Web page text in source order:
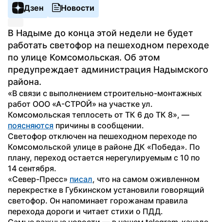
Дзен
Новости
В Надыме до конца этой недели не будет
работать светофор на пешеходном переходе
по улице Комсомольская. Об этом
предупреждает администрация Надымского
района.
«В связи с выполнением строительно-монтажных
работ ООО «А-СТРОЙ» на участке ул.
поясняются причины в сообщении.
Светофор отключен на пешеходном переходе по
Комсомольской улице в районе ДК «Победа». По
плану, переход остается нерегулируемым с 10 по
14 сентября.
«Север-Пресс» писал, что на самом оживленном
перекрестке в Губкинском установили говорящий
светофор. Он напоминает горожанам правила
перехода дороги и читает стихи о ПДД.